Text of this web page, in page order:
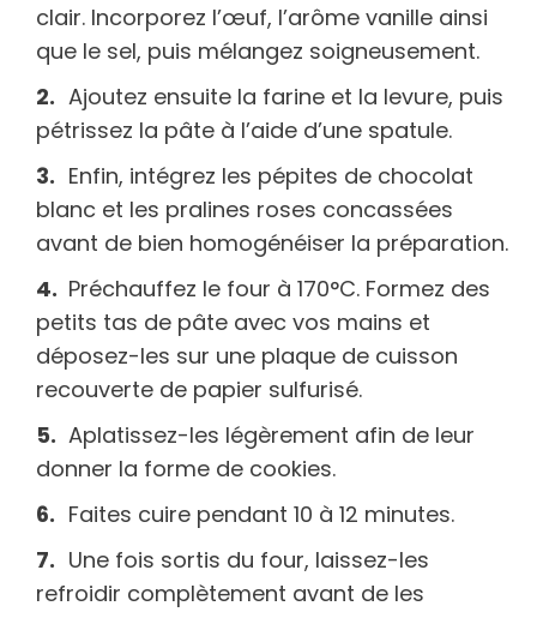
clair. Incorporez l’œuf, l’arôme vanille ainsi
que le sel, puis mélangez soigneusement.
Ajoutez ensuite la farine et la levure, puis
pétrissez la pâte à l’aide d’une spatule.
Enfin, intégrez les pépites de chocolat
blanc et les pralines roses concassées
avant de bien homogénéiser la préparation.
Préchauffez le four à 170°C. Formez des
petits tas de pâte avec vos mains et
déposez-les sur une plaque de cuisson
recouverte de papier sulfurisé.
Aplatissez-les légèrement afin de leur
donner la forme de cookies.
Faites cuire pendant 10 à 12 minutes.
Une fois sortis du four, laissez-les
refroidir complètement avant de les